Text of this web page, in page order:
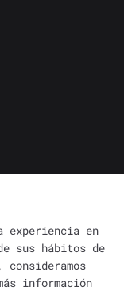
✕
experiencia en
sus hábitos de
información